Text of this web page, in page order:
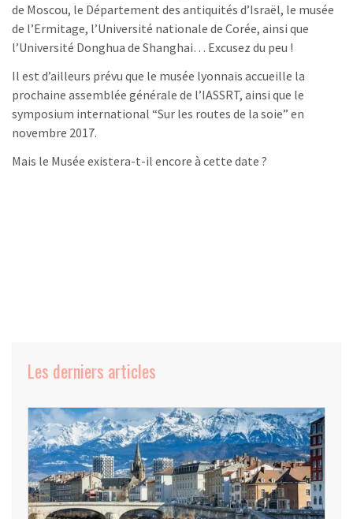
de Moscou, le Département des antiquités d’Israël, le musée
de l’Ermitage, l’Université nationale de Corée, ainsi que
l’Université Donghua de Shanghai… Excusez du peu !
Il est d’ailleurs prévu que le musée lyonnais accueille la
prochaine assemblée générale de l’IASSRT, ainsi que le
symposium international “Sur les routes de la soie” en
novembre 2017.
Mais le Musée existera-t-il encore à cette date ?
Les derniers articles